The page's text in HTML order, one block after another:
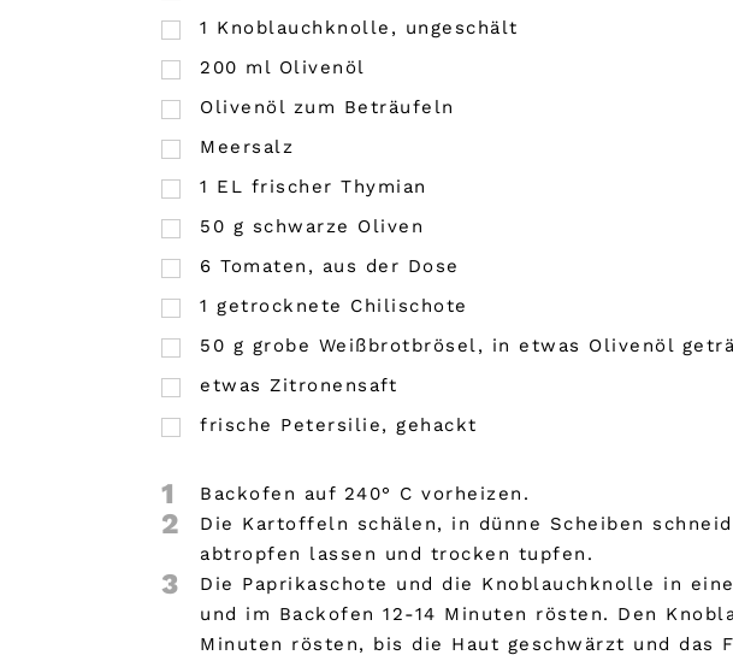
1 Knoblauchknolle, ungeschält
200 ml Olivenöl
Olivenöl zum Beträufeln
Meersalz
1 EL frischer Thymian
50 g schwarze Oliven
6 Tomaten, aus der Dose
1 getrocknete Chilischote
50 g grobe Weißbrotbrösel, in etwas Olivenöl
etwas Zitronensaft
frische Petersilie, gehackt
1 Backofen auf 240° C vorheizen.
2
Die Kartoffeln schälen, in dünne Scheiben
abtropfen lassen und trocken tupfen.
3
Die Paprikaschote und die Knoblauchknolle in
und im Backofen 12-14 Minuten rösten. Den
Minuten rösten, bis die Haut geschwärzt und